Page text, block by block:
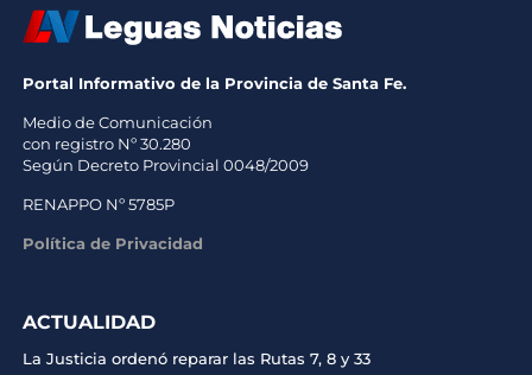
Portal Informativo de la Provincia de Santa Fe.
Medio de Comunicación
con registro Nº 30.280
Según Decreto Provincial 0048/2009
RENAPPO Nº 5785P
Política de Privacidad
ACTUALIDAD
La Justicia ordenó reparar las Rutas 7, 8 y 33